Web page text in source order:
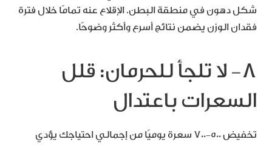
شكل دهون في منطقة البطن. الإقلاع عنه تمامًا خلال فترة
فقدان الوزن يضمن نتائج أسرع وأكثر وضوحًا.
8- لا تلجأ للحرمان: قلل
السعرات باعتدال
تخفيض 500-700 سعرة يوميًا من إجمالي احتياجك يؤدي